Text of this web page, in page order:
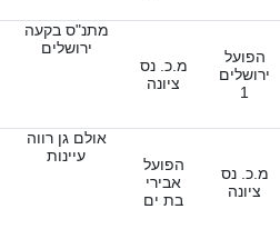
הפועל
ירושלים
1
מ.כ. נס
ציונה
מתנ"ס בקעה
ירושלים
מ.כ. נס
ציונה
הפועל
אבירי
בת ים
אולם גן רווה
עיינות